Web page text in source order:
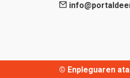
© Enpleguaren